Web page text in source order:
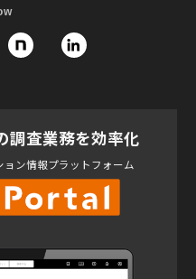
調査業務を効率化
ン情報プラットフォーム